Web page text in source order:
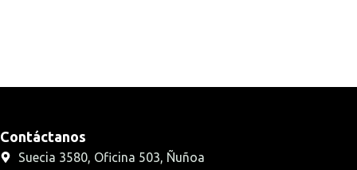
Contáctanos
Suecia 3580, Oficina 503, Ñuñoa